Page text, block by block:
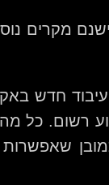
מקרים
חדש
רשום. כל